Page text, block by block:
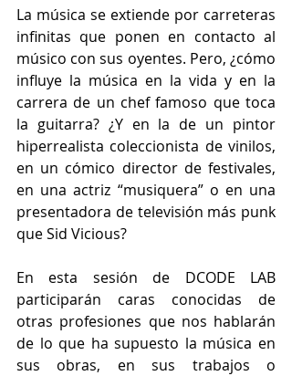
La música se extiende por carreteras
infinitas que ponen en contacto al
músico con sus oyentes. Pero, ¿cómo
influye la música en la vida y en la
carrera de un chef famoso que toca
la guitarra? ¿Y en la de un pintor
hiperrealista coleccionista de vinilos,
en un cómico director de festivales,
en una actriz “musiquera” o en una
presentadora de televisión más punk
que Sid Vicious?
En esta sesión de DCODE LAB
participarán caras conocidas de
otras profesiones que nos hablarán
de lo que ha supuesto la música en
sus obras, en sus trabajos o